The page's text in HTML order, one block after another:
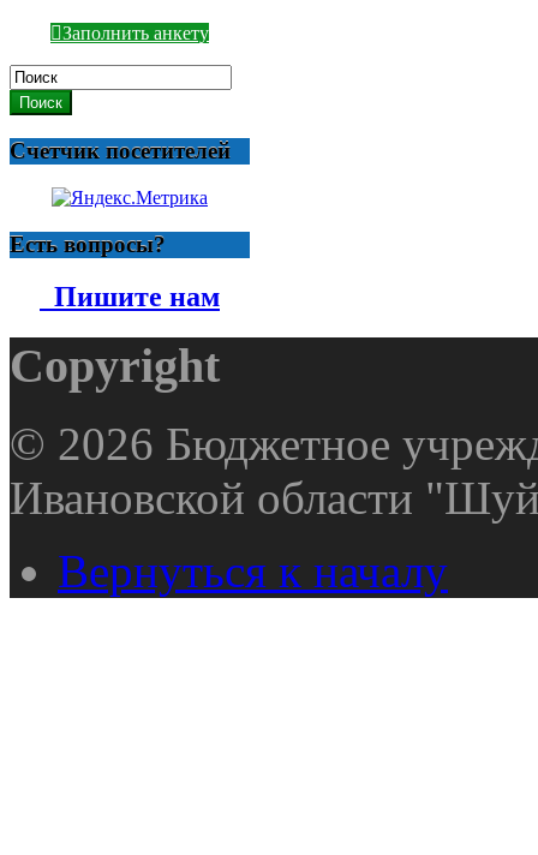
Заполнить анкету
Поиск
Счетчик посетителей
Есть вопросы?
Пишите нам
Copyright
© 2026 Бюджетное
Ивановской области
Вернуться к началу